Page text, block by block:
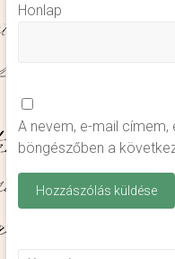
Honlap
A nevem, e-mail
böngészőben a